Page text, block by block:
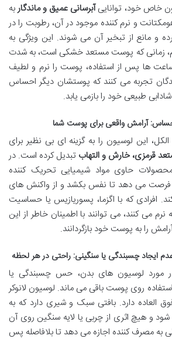
خاص خود، تواناییآبرسانی عمیق و ماندگاربه
و نرم کننده موجود در آن، رطوبت را در
و مانع از تبخیر آن می شوند. این ویژگی به
زمانی که پوست مستعد خشکی است، به شدت
ها پس از استفاده، پوست را نرم و لطیف
تجربه می کنند که پوستشان دیگر احساس
طبیعی خود را بازمی یابد.
آرامش واقعی برای پوست شما
این لوسیون را به گزینه ای بی نظیر برای
قرمزی، خارش و التهاب تبدیل کرده است. در
حاوی مواد شیمیایی تحریک کننده
فرصت می دهد تا نفس بکشد و از واکنش های
افرادی که با اگزما، پسوریازیس یا حساسیت
می کنند، می توانند با اطمینان خاطر از این
را به پوست خود بازگردانند.
ایجاد چسبندگی یا سنگینی: راحتی در هر لحظه
مورد لوسیون های بدن، حس چسبندگی یا
روی پوست باقی می ماند. لوسیون لانوکر
العاده دارد. بافتی سبک و شیری دارد که به
و هیچ اثری از چربی یا لایه سنگین روی آن
به مصرف کننده اجازه می دهد تا بلافاصله پس